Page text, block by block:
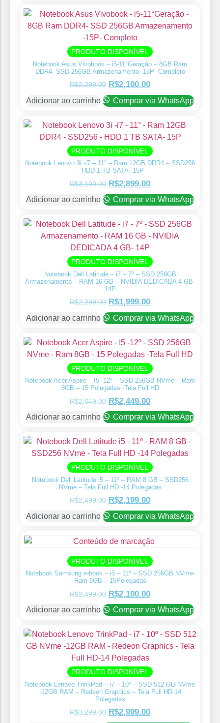
PRODUTO DISPONÍVEL
Notebook Asus Vivobook – i5-11°Geração – 8GB Ram
DDR4- SSD 256GB Armazenamento -15P- Completo
R$2,299.00 R$2,100.00
Adicionar ao carrinho Comprar via WhatsApp
PRODUTO DISPONÍVEL
Notebook Lenovo 3i -i7 – 11° – Ram 12GB DDR4 – SSD256
– HDD 1 TB SATA- 15P
R$3,199.00 R$2,899.00
Adicionar ao carrinho Comprar via WhatsApp
PRODUTO DISPONÍVEL
Notebook Dell Latitude – i7 – 7º – SSD 256GB
Armazenamento – RAM 16 GB – NVIDIA DEDICADA 4 GB-
14P
R$2,299.00 R$1,999.00
Adicionar ao carrinho Comprar via WhatsApp
PRODUTO DISPONÍVEL
Notebook Acer Aspire – I5 -12º – SSD 256GB NVme – Ram
8GB – 15 Polegadas -Tela Full HD
R$2,649.00 R$2,449.00
Adicionar ao carrinho Comprar via WhatsApp
PRODUTO DISPONÍVEL
Notebook Dell Latitude i5 – 11º – RAM 8 GB – SSD256
NVme – ⁠Tela Full HD -14 Polegadas
R$2,499.00 R$2,199.00
Adicionar ao carrinho Comprar via WhatsApp
PRODUTO DISPONÍVEL
Notebook Samsung e-book – i5 – 11º – SSD 256GB NVme-
Ram 8GB – 15Polegadas
R$2,499.00 R$2,100.00
Adicionar ao carrinho Comprar via WhatsApp
PRODUTO DISPONÍVEL
Notebook Lenovo TrinkPad – i7 – 10º – SSD 512 GB NVme
-12GB RAM – Redeon Graphics – Tela Full HD-14
Polegadas
R$3,299.00 R$2,999.00